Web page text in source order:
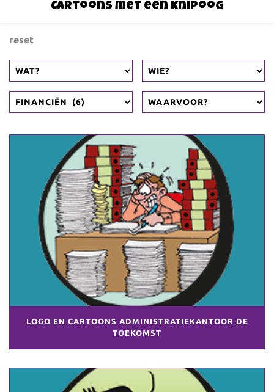
Cartoons met een knipoog
reset
LOGO EN CARTOONS ADMINISTRATIEKANTOOR DE
TOEKOMST